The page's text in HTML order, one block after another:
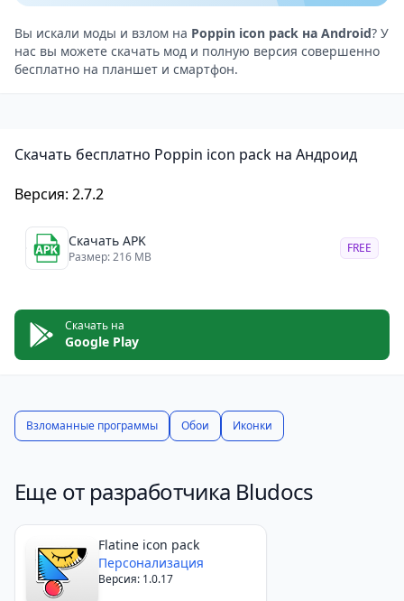
совместимости с лаунчерами.
Большой выбор иконок и высокое качество
прорисовки.
Лёгкость настройки: можно заменить значки
способ сделать ваше Android-устройство более
эстетику и хочет придать своему интерфейсу
индивидуальность. Если вам наскучили
стандартные иконки, то с Poppin вы сможете
Вы искали моды и взлом на Poppin icon pack на Android? У
нас вы можете скачать мод и полную версия совершенно
бесплатно на планшет и смартфон.
Скачать бесплатно Poppin icon pack на Андроид
Версия: 2.7.2
Скачать APK
Размер: 216 MB
FREE
Скачать на
Google Play
Взломанные программы Обои Иконки
Еще от разработчика Bludocs
Flatine icon pack
Персонализация
Версия: 1.0.17